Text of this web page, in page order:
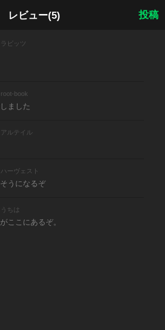
レビュー(5) 投稿
ビッツ
book
ました
ルテイル
ーヴェスト
うになるぞ
ちは
ここにあるぞ。